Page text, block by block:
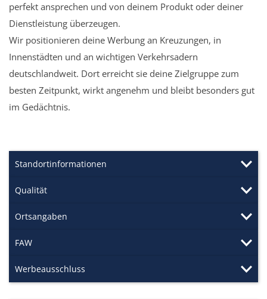
perfekt ansprechen und von deinem Produkt oder deiner
Dienstleistung überzeugen.
Wir positionieren deine Werbung an Kreuzungen, in
Innenstädten und an wichtigen Verkehrsadern
deutschlandweit. Dort erreicht sie deine Zielgruppe zum
besten Zeitpunkt, wirkt angenehm und bleibt besonders gut
im Gedächtnis.
Standortinformationen
Qualität
Ortsangaben
FAW
Werbeausschluss